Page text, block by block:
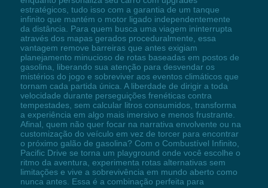
estratégicos, tudo isso com a garantia de um tanque
infinito que mantém o motor ligado independentemente
da distância. Para quem busca uma viagem ininterrupta
através dos mapas gerados proceduralmente, essa
vantagem remove barreiras que antes exigiam
planejamento minucioso de rotas baseadas em postos de
gasolina, liberando sua atenção para desvendar os
mistérios do jogo e sobreviver aos eventos climáticos que
tornam cada partida única. A liberdade de dirigir a toda
velocidade durante perseguições frenéticas contra
tempestades, sem calcular litros consumidos, transforma
a experiência em algo mais imersivo e menos frustrante.
Afinal, quem não quer focar na narrativa envolvente ou na
customização do veículo em vez de torcer para encontrar
o próximo galão de gasolina? Com o Combustível Infinito,
Pacific Drive se torna um playground onde você escolhe o
ritmo da aventura, experimenta rotas alternativas sem
limitações e vive a sobrevivência em mundo aberto como
nunca antes. Essa é a combinação perfeita para